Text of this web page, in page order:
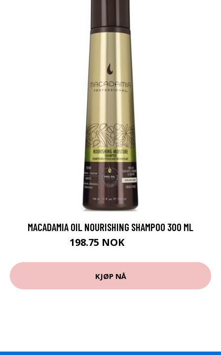
MACADAMIA OIL NOURISHING SHAMPOO 300 ML
198.75 NOK
KJØP NÅ